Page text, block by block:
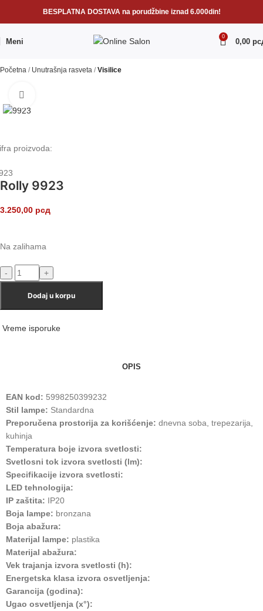
BESPLATNA DOSTAVA na porudžbine iznad 6.000din!
Meni
0
0,00
Početna Unutrašnja rasveta Visilice
proizvoda:
Rolly 9923
3.250,00 рсд
Na zalihama
Dodaj u korpu
Vreme isporuke
OPIS
EAN kod: 5998250399232
Stil lampe: Standardna
Preporučena prostorija za korišćenje: dnevna soba, trepezarija,
kuhinja
Temperatura boje izvora svetlosti:
Svetlosni tok izvora svetlosti (lm):
Specifikacije izvora svetlosti:
LED tehnologija:
IP zaštita: IP20
Boja lampe: bronzana
Boja abažura:
Materijal lampe: plastika
Materijal abažura:
Vek trajanja izvora svetlosti (h):
Energetska klasa izvora osvetljenja:
Garancija (godina):
Ugao osvetljenja (x°):